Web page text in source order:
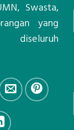
Swasta,
yang